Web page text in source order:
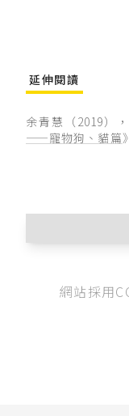
延伸閱讀
余青慧（2019）
——寵物狗、貓篇
9），《網
野生動物
網站採用